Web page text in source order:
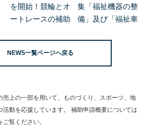
を開始！競輪とオ
ートレースの補助
集「福祉機器の整
備」及び「福祉車
NEWS一覧ページへ戻る
上の一部を用いて、
ものづくり、スポーツ、地
動を応援しています。
補助申請概要については
覧ください。